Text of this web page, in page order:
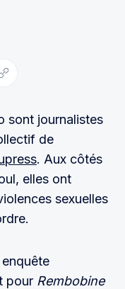
par Courriel
Copier le lien
sont journalistes
de
. Aux côtés
elles ont
sexuelles
pour Rembobine